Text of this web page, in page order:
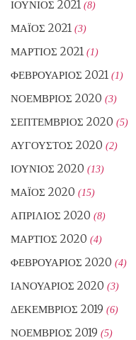
ΙΟΎΝΙΟΣ 2021 (8)
ΜΆΙΟΣ 2021 (3)
ΜΆΡΤΙΟΣ 2021 (1)
ΦΕΒΡΟΥΆΡΙΟΣ 2021 (1)
ΝΟΈΜΒΡΙΟΣ 2020 (3)
ΣΕΠΤΈΜΒΡΙΟΣ 2020 (5)
ΑΎΓΟΥΣΤΟΣ 2020 (2)
ΙΟΎΝΙΟΣ 2020 (13)
ΜΆΙΟΣ 2020 (15)
ΑΠΡΊΛΙΟΣ 2020 (8)
ΜΆΡΤΙΟΣ 2020 (4)
ΦΕΒΡΟΥΆΡΙΟΣ 2020 (4)
ΙΑΝΟΥΆΡΙΟΣ 2020 (3)
ΔΕΚΈΜΒΡΙΟΣ 2019 (6)
ΝΟΈΜΒΡΙΟΣ 2019 (5)